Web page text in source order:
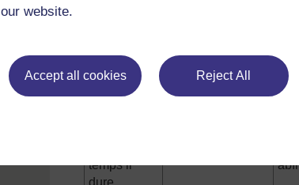
our website.
Accept all cookies Reject All
Rebondit de
Environ 1 m
temps il
dure